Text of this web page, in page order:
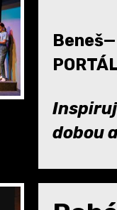
dobou